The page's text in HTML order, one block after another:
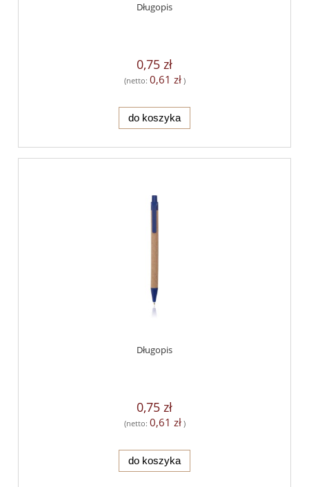
Długopis
0,75 zł
(netto: 0,61 zł)
do koszyka
Długopis
0,75 zł
(netto: 0,61 zł)
do koszyka